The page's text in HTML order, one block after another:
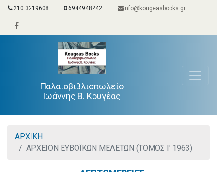
210 3219608 6944948242 info@kougeasbooks.gr
Παλαιοβιβλιοπωλείο
Ιωάννης Β. Κουγέας
ΑΡΧΙΚΗ
ΑΡΧΕΙΟΝ ΕΥΒΟΪΚΩΝ ΜΕΛΕΤΩΝ (ΤΟΜΟΣ Ι' 1963)